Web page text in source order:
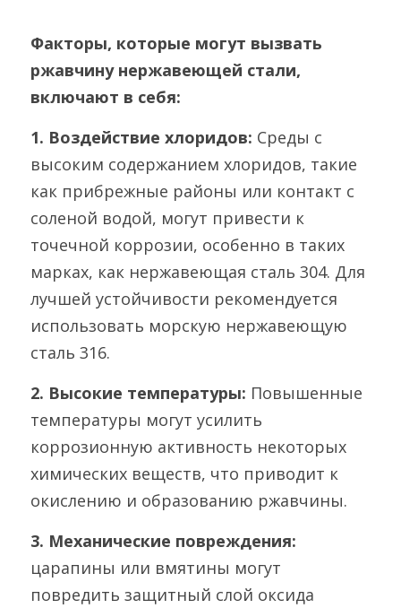
ПОКРЫТИЕ
УПАКОВОЧНАЯ МАШИНА
ДЕКАПСЮЛЯТОР
МАШИНА ДЛЯ ДЕМОНТАЖА
Факторы, которые могут вызвать
ржавчину нержавеющей стали,
включают в себя:
1. Воздействие хлоридов: Среды с
высоким содержанием хлоридов, такие
как прибрежные районы или контакт с
соленой водой, могут привести к
точечной коррозии, особенно в таких
марках, как нержавеющая сталь 304. Для
лучшей устойчивости рекомендуется
использовать морскую нержавеющую
сталь 316.
2. Высокие температуры: Повышенные
температуры могут усилить
коррозионную активность некоторых
химических веществ, что приводит к
окислению и образованию ржавчины.
3.
царапины или вмятины могут
повредить защитный слой оксида